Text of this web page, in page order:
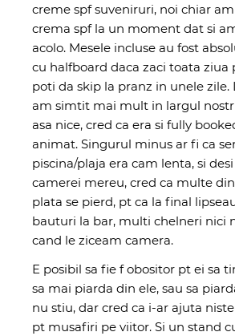
creme spf suveniruri, noi chiar
crema spf la un moment dat si
acolo. Mesele incluse au fost
cu halfboard daca zaci toata ziua
poti da skip la pranz in unele zile.
am simtit mai mult in largul
asa nice, cred ca era si fully
animat. Singurul minus ar fi ca
piscina/plaja era cam lenta, si
camerei mereu, cred ca multe
plata se pierd, pt ca la final
bauturi la bar, multi chelneri nici
cand le ziceam camera.
E posibil sa fie f obositor pt ei sa
sa mai piarda din ele, sau sa
nu stiu, dar cred ca i-ar ajuta
pt musafiri pe viitor. Si un stand